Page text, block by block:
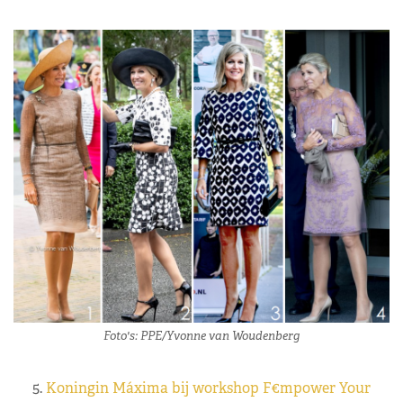
Foto's: PPE/Yvonne van Woudenberg
5. Koningin Máxima bij workshop F€mpower Your